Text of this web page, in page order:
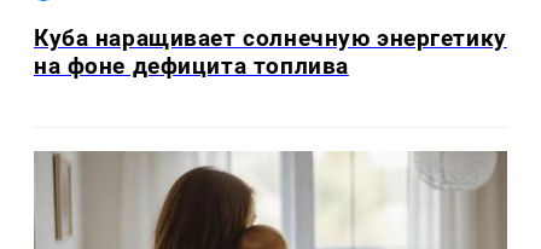
Куба наращивает солнечную энергетику
на фоне дефицита топлива